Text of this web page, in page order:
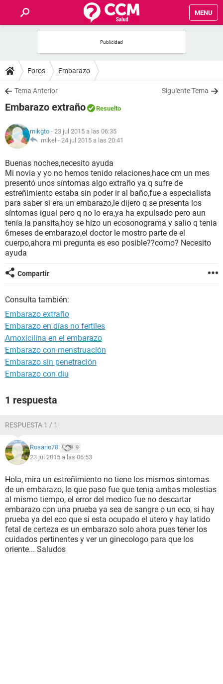
MENU
FOROS
SALUD
NUTRICIÓN
BIENESTAR
SEXUALIDAD
GLOSARIO
Foros Embarazo
Tema Anterior Siguiente Tema
Embarazo extraño Resuelto
mikgto - 23 jul 2015 a las 06:35
mikel - 24 jul 2015 a las 20:41
Buenas noches,necesito ayuda
Mi novia y yo no hemos tenido relaciones,hace cm un mes
presentó unos síntomas algo extraño ya q sufre de
estreñimiento estaba sin poder ir al baño,fue a especialista
para saber si era un embarazo,le dijero q se presenta los
síntomas igual pero q no lo era,ya ha expulsado pero aun
tenía la pansita,hoy se hizo un ecosonograma y salio q tenia
6meses de embarazo,el doctor le mostro parte de el
cuerpo,ahora mi pregunta es eso posible??como? Necesito
ayuda
Compartir
Consulta también:
Embarazo extraño
Embarazo en días no fertiles
Amoxicilina en el embarazo
Embarazo con menstruación
Embarazo sin penetración
Embarazo con diu
1 respuesta
RESPUESTA 1 / 1
Rosario78 9
23 jul 2015 a las 06:53
Hola, mira un estreñimiento no tiene los mismos sintomas
de un embarazo, lo que paso fue que tenia ambas molestias
al mismo tiempo, el error del medico fue no descartar
embarazo con una prueba ya sea de sangre o un eco, si hay
prueba ya del eco que si esta ocupado el utero y hay latido
fetal de certeza es un embarazo solo ahora pues tener los
cuidados pertinentes y ver un ginecologo para que los
oriente... Saludos